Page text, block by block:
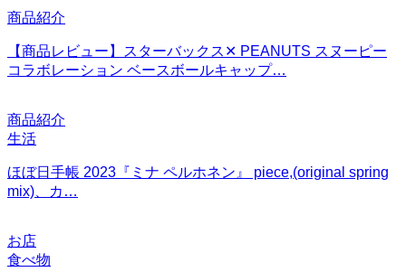
商品紹介
【商品レビュー】スターバックス✕ PEANUTS スヌーピー
コラボレーション ベースボールキャップ…
商品紹介
生活
ほぼ日手帳 2023『ミナ ペルホネン』 piece,(original spring
mix)、カ…
お店
食べ物